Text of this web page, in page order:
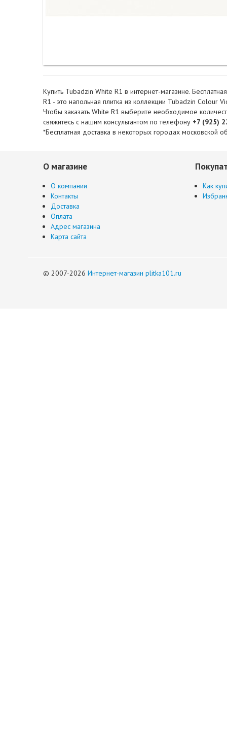
Купить Tubadzin White R1 в интернет-магазине.
R1 - это напольная плитка из коллекции Tubadzin Colour
Чтобы заказать White R1 выберите необходимое
свяжитесь с нашим консультантом по телефону +7 (925)
*Бесплатная доставка в некоторых городах московской
О магазине
О компании
Контакты
Доставка
Оплата
Адрес магазина
Карта сайта
Как
© 2007-2026 Интернет-магазин plitka101.ru